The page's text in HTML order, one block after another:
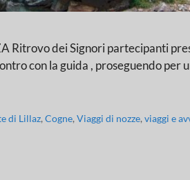
Ritrovo dei Signori partecipanti
con la guida , proseguendo per
di Lillaz,Cogne,Viaggi di nozze,viaggi e